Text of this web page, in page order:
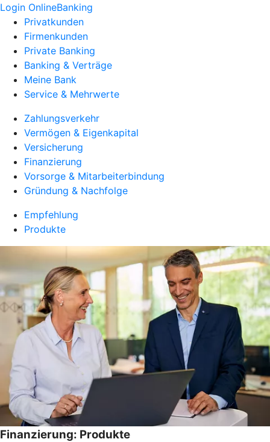
Login OnlineBanking
Privatkunden
Firmenkunden
Private Banking
Banking & Verträge
Meine Bank
Service & Mehrwerte
Zahlungsverkehr
Vermögen & Eigenkapital
Versicherung
Finanzierung
Vorsorge & Mitarbeiterbindung
Gründung & Nachfolge
Empfehlung
Produkte
Finanzierung: Produkte